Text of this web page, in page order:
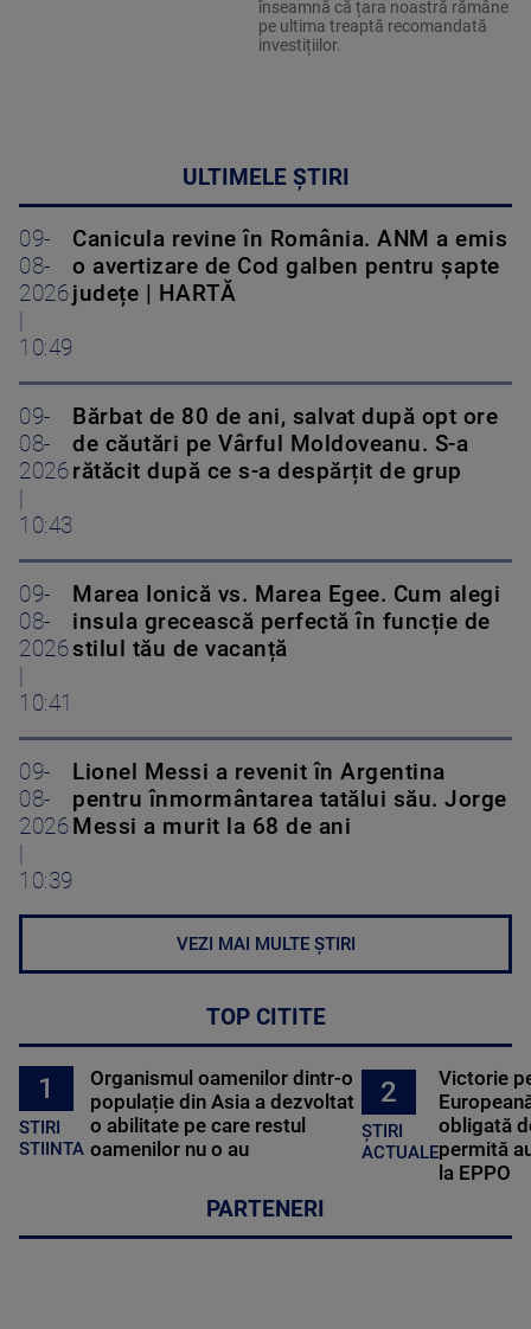
înseamnă că țara noastră rămâne
pe ultima treaptă recomandată
investițiilor.
ULTIMELE ȘTIRI
09-
08-
2026
10:49
Canicula revine în România. ANM a emis
o avertizare de Cod galben pentru șapte
județe | HARTĂ
09-
08-
2026
10:43
Bărbat de 80 de ani, salvat după opt ore
de căutări pe Vârful Moldoveanu. S-a
rătăcit după ce s-a despărțit de grup
09-
08-
2026
10:41
Marea Ionică vs. Marea Egee. Cum alegi
insula grecească perfectă în funcție de
stilul tău de vacanță
09-
08-
2026
10:39
Lionel Messi a revenit în Argentina
pentru înmormântarea tatălui său. Jorge
Messi a murit la 68 de ani
VEZI MAI MULTE ȘTIRI
TOP CITITE
1
STIRI
STIINTA
Organismul oamenilor dintr-o
populație din Asia a dezvoltat
o abilitate pe care restul
oamenilor nu o au
2
ȘTIRI
ACTUALE
Victorie
obligată
permită
la EPPO
PARTENERI